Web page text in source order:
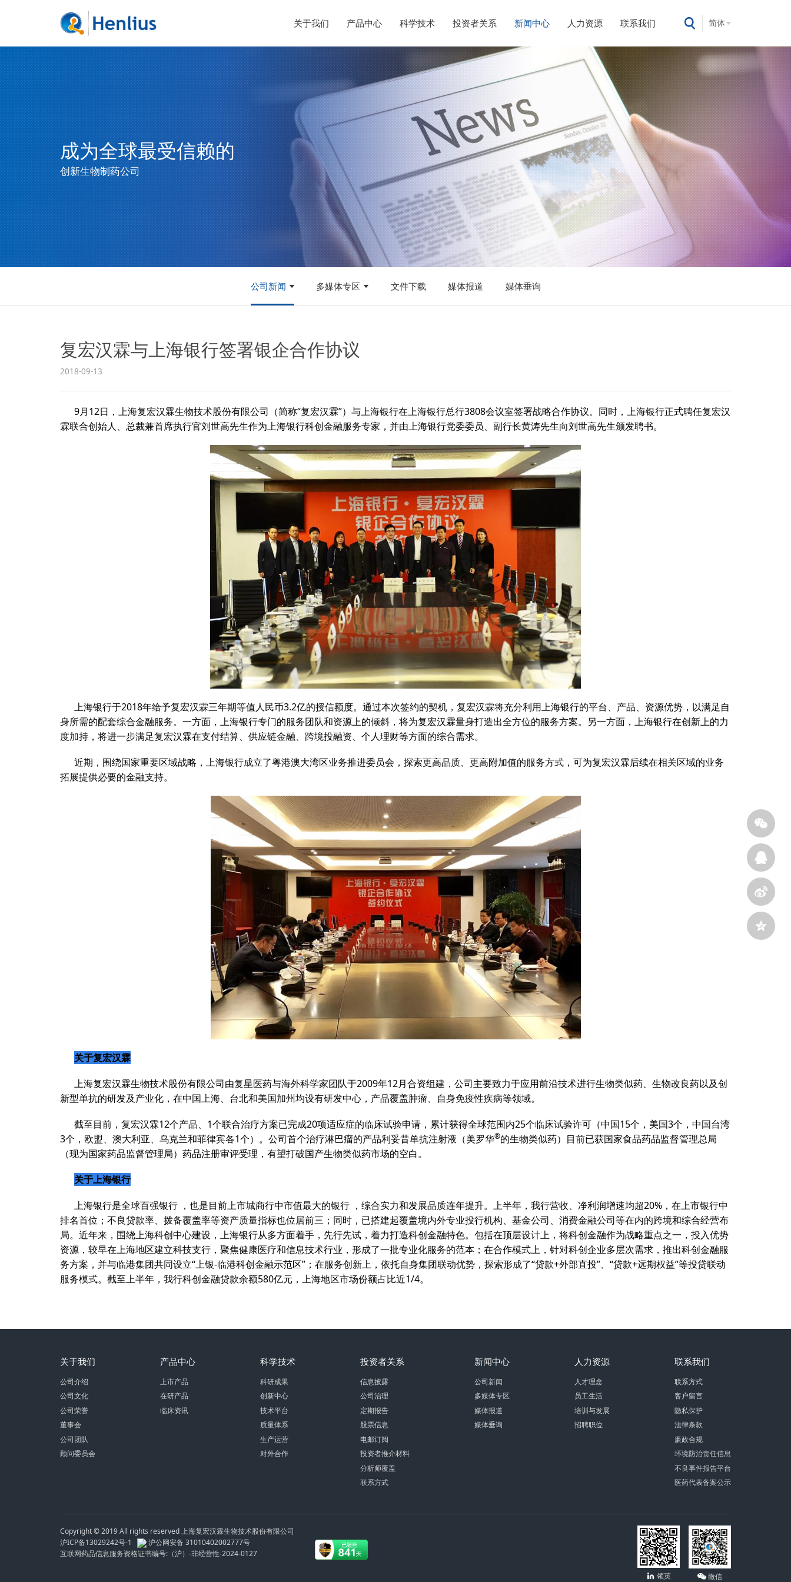
关于我们 产品中心 科学技术 投资者关系 新闻中心 人力资源 联系我们 简体
成为全球最受信赖的
创新生物制药公司
公司新闻 多媒体专区 文件下载 媒体报道 媒体垂询
复宏汉霖与上海银行签署银企合作协议
2018-09-13
9月12日，上海复宏汉霖生物技术股份有限公司（简称“复宏汉霖”）与上海银行在上海银行总行3808会议室签署战略合作协议。同时，上海银行正式聘任复宏汉
霖联合创始人、总裁兼首席执行官刘世高先生作为上海银行科创金融服务专家，并由上海银行党委委员、副行长黄涛先生向刘世高先生颁发聘书。
上海银行于2018年给予复宏汉霖三年期等值人民币3.2亿的授信额度。通过本次签约的契机，复宏汉霖将充分利用上海银行的平台、产品、资源优势，以满足自
身所需的配套综合金融服务。一方面，上海银行专门的服务团队和资源上的倾斜，将为复宏汉霖量身打造出全方位的服务方案。另一方面，上海银行在创新上的力
度加持，将进一步满足复宏汉霖在支付结算、供应链金融、跨境投融资、个人理财等方面的综合需求。
近期，围绕国家重要区域战略，上海银行成立了粤港澳大湾区业务推进委员会，探索更高品质、更高附加值的服务方式，可为复宏汉霖后续在相关区域的业务
拓展提供必要的金融支持。
关于复宏汉霖
上海复宏汉霖生物技术股份有限公司由复星医药与海外科学家团队于2009年12月合资组建，公司主要致力于应用前沿技术进行生物类似药、生物改良药以及创
新型单抗的研发及产业化，在中国上海、台北和美国加州均设有研发中心，产品覆盖肿瘤、自身免疫性疾病等领域。
截至目前，复宏汉霖12个产品、1个联合治疗方案已完成20项适应症的临床试验申请，累计获得全球范围内25个临床试验许可（中国15个，美国3个，中国台湾
3个，欧盟、澳大利亚、乌克兰和菲律宾各1个）。公司首个治疗淋巴瘤的产品利妥昔单抗注射液（美罗华®的生物类似药）目前已获国家食品药品监督管理总局
（现为国家药品监督管理局）药品注册审评受理，有望打破国产生物类似药市场的空白。
关于上海银行
上海银行是全球百强银行 ，也是目前上市城商行中市值最大的银行 ，综合实力和发展品质连年提升。上半年，我行营收、净利润增速均超20%，在上市银行中
排名首位；不良贷款率、拨备覆盖率等资产质量指标也位居前三；同时，已搭建起覆盖境内外专业投行机构、基金公司、消费金融公司等在内的跨境和综合经营布
局。近年来，围绕上海科创中心建设，上海银行从多方面着手，先行先试，着力打造科创金融特色。包括在顶层设计上，将科创金融作为战略重点之一，投入优势
资源，较早在上海地区建立科技支行，聚焦健康医疗和信息技术行业，形成了一批专业化服务的范本；在合作模式上，针对科创企业多层次需求，推出科创金融服
务方案，并与临港集团共同设立“上银-临港科创金融示范区”；在服务创新上，依托自身集团联动优势，探索形成了“贷款+外部直投”、“贷款+远期权益”等投贷联动
服务模式。截至上半年，我行科创金融贷款余额580亿元，上海地区市场份额占比近1/4。
关于我们
公司介绍
公司文化
公司荣誉
董事会
公司团队
顾问委员会
产品中心
上市产品
在研产品
临床资讯
科学技术
科研成果
创新中心
技术平台
质量体系
生产运营
对外合作
投资者关系
信息披露
公司治理
定期报告
股票信息
电邮订阅
投资者推介材料
分析师覆盖
联系方式
新闻中心
公司新闻
多媒体专区
媒体报道
媒体垂询
人力资源
人才理念
员工生活
培训与发展
招聘职位
联系我们
联系方式
客户留言
隐私保护
法律条款
廉政合规
环境防治责任信息
不良事件报告平台
医药代表备案公示
Copyright © 2019 All rights reserved 上海复宏汉霖生物技术股份有限公司
沪ICP备13029242号-1
沪公网安备 31010402002777号
互联网药品信息服务资格证书编号:（沪）-非经营性-2024-0127
领英 微信